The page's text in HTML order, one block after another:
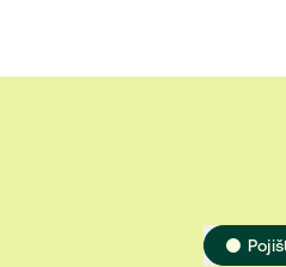
Veřejný příslib -